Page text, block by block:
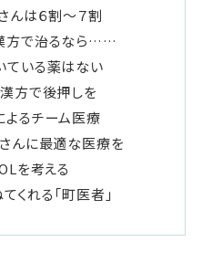
んは６割〜７割
方で治るなら……
いる薬はない
方で後押しを
るチーム医療
んに最適な医療を
を考える
くれる「町医者」